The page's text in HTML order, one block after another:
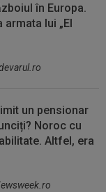
în Europa.
lui „El
un pensionar
Noroc cu
Altfel, era